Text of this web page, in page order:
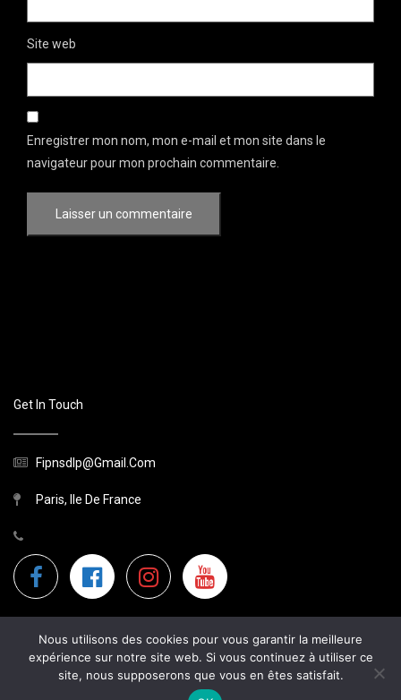
Site web
Enregistrer mon nom, mon e-mail et mon site dans le
navigateur pour mon prochain commentaire.
Get In Touch
Fipnsdlp@gmail.com
Paris, Ile De France
Nous utilisons des cookies pour vous garantir la meilleure
expérience sur notre site web. Si vous continuez à utiliser ce
site, nous supposerons que vous en êtes satisfait.